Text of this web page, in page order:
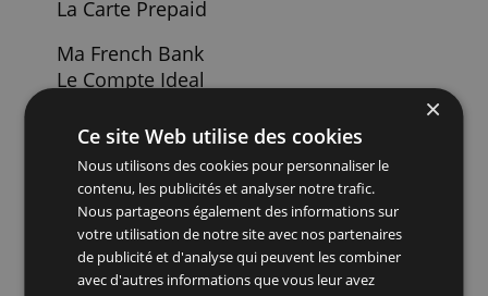
La Carte
Mastercard
Dauchan Accord
La Carte Visa
Premier Dauchan
Accord
Les Entrepreteurs
Les Entrepreteurs